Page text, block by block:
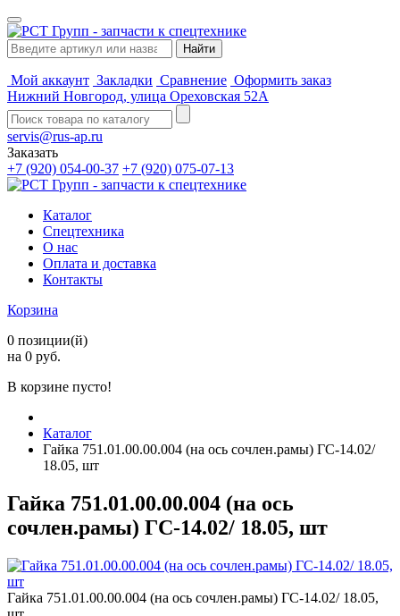
Мой аккаунт Закладки Сравнение Оформить заказ
Нижний Новгород, улица Ореховская 52А
servis@rus-ap.ru
Заказать
+7 (920) 054-00-37 +7 (920) 075-07-13
Каталог
Спецтехника
О нас
Оплата и доставка
Контакты
Корзина
0 позиции(й)
на 0 руб.
В корзине пусто!
Каталог
Гайка 751.01.00.00.004 (на ось сочлен.рамы) ГС-14.02/
18.05, шт
Гайка 751.01.00.00.004 (на ось
сочлен.рамы) ГС-14.02/ 18.05, шт
Гайка 751.01.00.00.004 (на ось сочлен.рамы) ГС-14.02/ 18.05,